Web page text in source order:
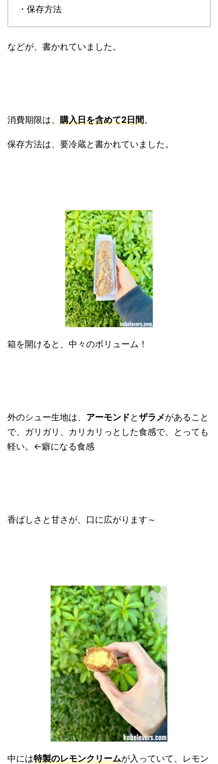
・保存方法
などが、書かれていました。
消費期限は、 購入日を含めて2日間。
保存方法は、要冷蔵と書かれていました。
箱を開けると、中々のボリューム！
外のシュー生地は、 アーモンドとザラメがあること
で、ガリガリ、カリカリっとした食感で、とっても
軽い。←癖になる食感
香ばしさと甘さが、口に広がります～
中には特製のレモンクリームが入っていて、レモン